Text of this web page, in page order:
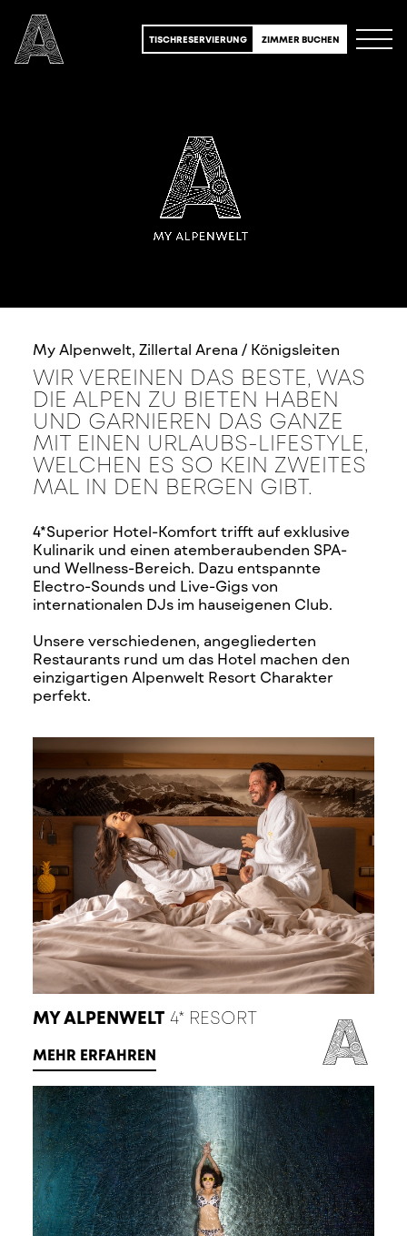
TISCHRESERVIERUNG ZIMMER BUCHEN
My Alpenwelt, Zillertal Arena / Königsleiten
WIR VEREINEN DAS BESTE, WAS
DIE ALPEN ZU BIETEN HABEN
UND GARNIEREN DAS GANZE
MIT EINEN URLAUBS-LIFESTYLE,
WELCHEN ES SO KEIN ZWEITES
MAL IN DEN BERGEN GIBT.
4*Superior Hotel-Komfort trifft auf exklusive
Kulinarik und einen atemberaubenden SPA-
und Wellness-Bereich. Dazu entspannte
Electro-Sounds und Live-Gigs von
internationalen DJs im hauseigenen Club.
Unsere verschiedenen, angegliederten
Restaurants rund um das Hotel machen den
einzigartigen Alpenwelt Resort Charakter
perfekt.
MY ALPENWELT 4* RESORT
MEHR ERFAHREN